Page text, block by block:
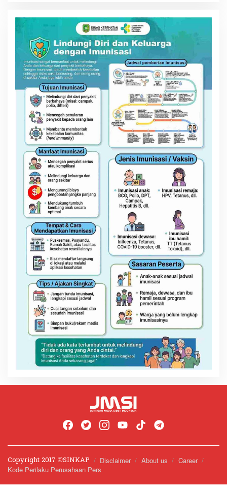
Copyright 2017 ©️SINKAP Disclaimer About us
Career
Kode Perilaku Perusahaan Pers